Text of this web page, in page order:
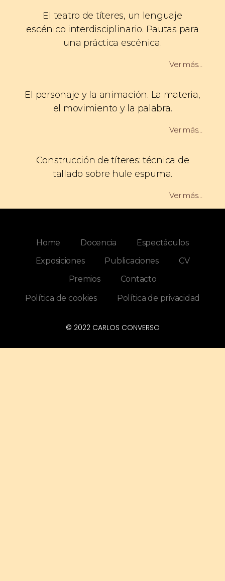
El teatro de títeres, un lenguaje
escénico interdisciplinario. Pautas para
una práctica escénica.
Ver más…
El personaje y la animación. La materia,
el movimiento y la palabra.
Ver más…
Construcción de títeres: técnica de
tallado sobre hule espuma.
Ver más…
Home Docencia
Espectáculos
Exposiciones
Publicaciones
CV
Premios
Contacto
Política de cookies
Política de privacidad
© 2022 CARLOS CONVERSO